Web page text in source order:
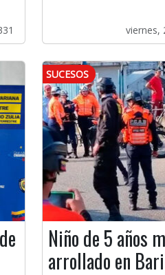
viernes,
SUCESOS
Niño de 5 años
arrollado en